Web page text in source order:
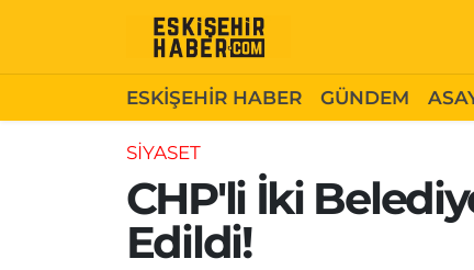
ESKİŞEHİR HABER GÜNDEM
SİYASET
CHP'li İki
Edildi!
ESKİŞEHİR HABER
GÜNDEM
ASAYİŞ
SİYASET
Gizlilik Politikası
Hakkımızda
İletişim
Odunpazarı Hava Durumu
Odunpazarı Trafik Yoğunluk Haritası
Süper Lig Puan Durumu ve Fikstür
Tüm Manşetler